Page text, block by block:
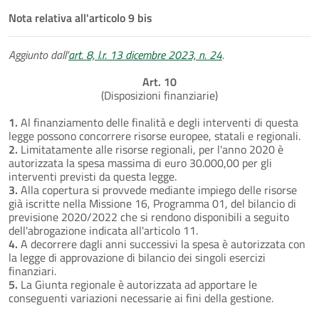
Nota relativa all'articolo 9 bis
Aggiunto dall'art. 8, l.r. 13 dicembre 2023, n. 24.
Art. 10
(Disposizioni finanziarie)
1. Al finanziamento delle finalità e degli interventi di questa
legge possono concorrere risorse europee, statali e regionali.
2. Limitatamente alle risorse regionali, per l'anno 2020 è
autorizzata la spesa massima di euro 30.000,00 per gli
interventi previsti da questa legge.
3. Alla copertura si provvede mediante impiego delle risorse
già iscritte nella Missione 16, Programma 01, del bilancio di
previsione 2020/2022 che si rendono disponibili a seguito
dell'abrogazione indicata all'articolo 11.
4. A decorrere dagli anni successivi la spesa è autorizzata con
la legge di approvazione di bilancio dei singoli esercizi
finanziari.
5. La Giunta regionale è autorizzata ad apportare le
conseguenti variazioni necessarie ai fini della gestione.